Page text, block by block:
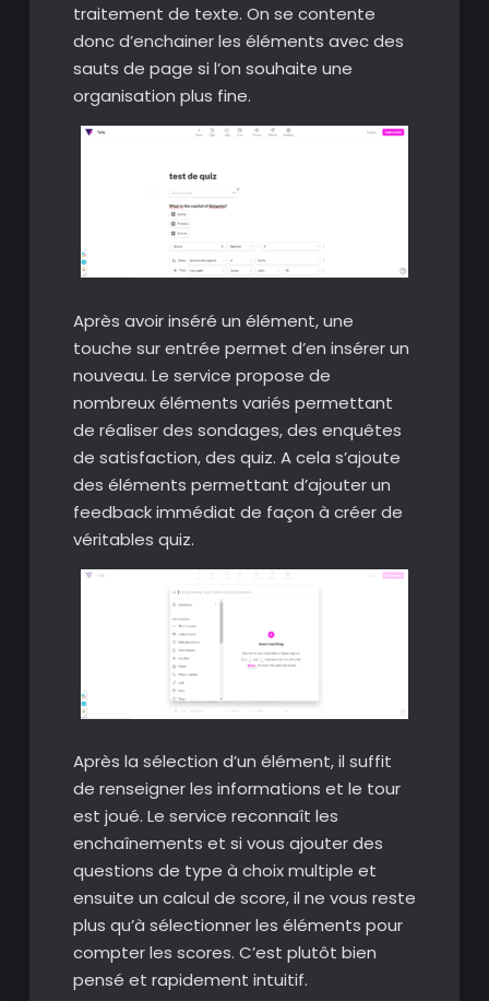
traitement de texte. On se contente
donc d’enchainer les éléments avec des
sauts de page si l’on souhaite une
organisation plus fine.
Après avoir inséré un élément, une
touche sur entrée permet d’en insérer un
nouveau. Le service propose de
nombreux éléments variés permettant
de réaliser des sondages, des enquêtes
de satisfaction, des quiz. A cela s’ajoute
des éléments permettant d’ajouter un
feedback immédiat de façon à créer de
véritables quiz.
Après la sélection d’un élément, il suffit
de renseigner les informations et le tour
est joué. Le service reconnaît les
enchaînements et si vous ajouter des
questions de type à choix multiple et
ensuite un calcul de score, il ne vous reste
plus qu’à sélectionner les éléments pour
compter les scores. C’est plutôt bien
pensé et rapidement intuitif.